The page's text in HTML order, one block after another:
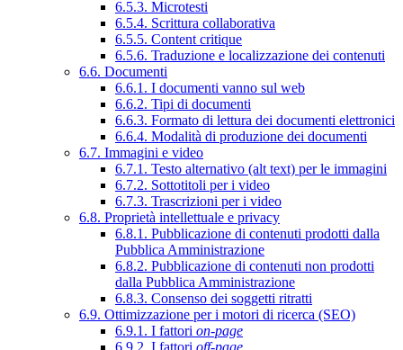
6.5.3. Microtesti
6.5.4. Scrittura collaborativa
6.5.5. Content critique
6.5.6. Traduzione e localizzazione dei contenuti
6.6. Documenti
6.6.1. I documenti vanno sul web
6.6.2. Tipi di documenti
6.6.3. Formato di lettura dei documenti elettronici
6.6.4. Modalità di produzione dei documenti
6.7. Immagini e video
6.7.1. Testo alternativo (alt text) per le immagini
6.7.2. Sottotitoli per i video
6.7.3. Trascrizioni per i video
6.8. Proprietà intellettuale e privacy
6.8.1. Pubblicazione di contenuti prodotti dalla
Pubblica Amministrazione
6.8.2. Pubblicazione di contenuti non prodotti
dalla Pubblica Amministrazione
6.8.3. Consenso dei soggetti ritratti
6.9. Ottimizzazione per i motori di ricerca (SEO)
6.9.1. I fattori on-page
6.9.2. I fattori off-page